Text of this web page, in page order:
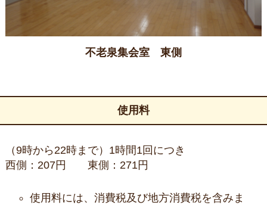
不老泉集会室 東側
使用料
（9時から22時まで）1時間1回につき
西側：207円 東側：271円
使用料には、消費税及び地方消費税を含みま